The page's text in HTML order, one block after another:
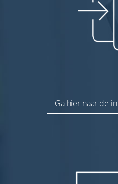
Ga hier naar de